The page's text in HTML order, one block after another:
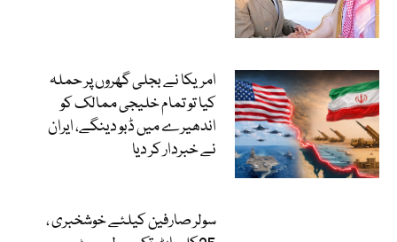
امریکا نے بجلی گھروں پر حملہ
کیا تو تمام خلیجی ممالک کو
اندھیرے میں ڈبو دینگے، ایران
نے خبردار کر دیا
سولر صارفین کیلئے خوشخبری ،